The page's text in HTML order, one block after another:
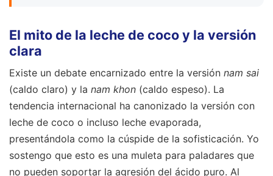
El mito de la leche de coco y la versión
clara
Existe un debate encarnizado entre la versión nam sai
(caldo claro) y la nam khon (caldo espeso). La
tendencia internacional ha canonizado la versión con
leche de coco o incluso leche evaporada,
presentándola como la cúspide de la sofisticación. Yo
sostengo que esto es una muleta para paladares que
no pueden soportar la agresión del ácido puro. Al